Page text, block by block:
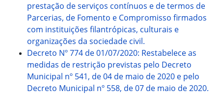
prestação de serviços contínuos e de termos de
Parcerias, de Fomento e Compromisso firmados
com instituições filantrópicas, culturais e
organizações da sociedade civil.
Decreto Nº 774 de 01/07/2020: Restabelece as
medidas de restrição previstas pelo Decreto
Municipal nº 541, de 04 de maio de 2020 e pelo
Decreto Municipal nº 558, de 07 de maio de 2020.